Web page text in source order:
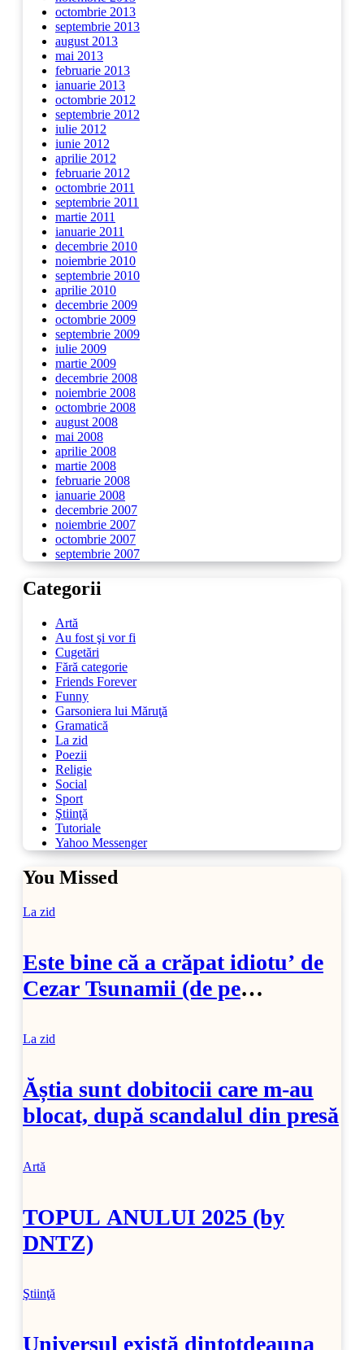
octombrie 2013
septembrie 2013
august 2013
mai 2013
februarie 2013
ianuarie 2013
octombrie 2012
septembrie 2012
iulie 2012
iunie 2012
aprilie 2012
februarie 2012
octombrie 2011
septembrie 2011
martie 2011
ianuarie 2011
decembrie 2010
noiembrie 2010
septembrie 2010
aprilie 2010
decembrie 2009
octombrie 2009
septembrie 2009
iulie 2009
martie 2009
decembrie 2008
noiembrie 2008
octombrie 2008
august 2008
mai 2008
aprilie 2008
martie 2008
februarie 2008
ianuarie 2008
decembrie 2007
noiembrie 2007
octombrie 2007
septembrie 2007
Categorii
Artă
Au fost şi vor fi
Cugetări
Fără categorie
Friends Forever
Funny
Garsoniera lui Măruţă
Gramatică
La zid
Poezii
Religie
Social
Sport
Ştiinţă
Tutoriale
Yahoo Messenger
You Missed
La zid
Este bine că a crăpat idiotu’ de
Cezar Tsunamii (de pe
La zid
Ăștia sunt dobitocii care m-au
blocat, după scandalul din presă
Artă
TOPUL ANULUI 2025 (by
DNTZ)
Ştiinţă
Universul există dintotdeauna